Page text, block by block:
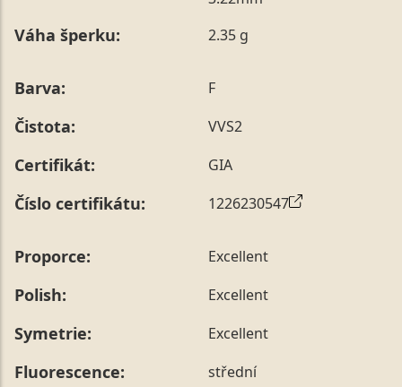
sdělit během jejího telefonického ověření, které z naší
Pro sdělení skladové velikosti tohoto konkrétního
Váha šperku: 2.35 g
Barva: F
Čistota: VVS2
Certifikát: GIA
Číslo certifikátu: 1226230547
Proporce: Excellent
Polish: Excellent
Symetrie: Excellent
Fluorescence: střední